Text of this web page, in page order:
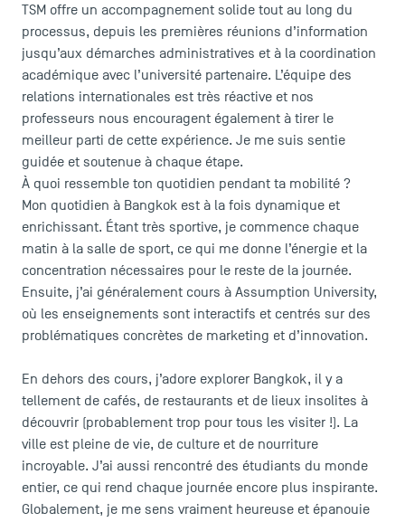
ACCÈS DIRECTS
TSM offre un accompagnement solide tout au long du
processus, depuis les premières réunions d’information
jusqu’aux démarches administratives et à la coordination
académique avec l’université partenaire. L’équipe des
relations internationales est très réactive et nos
professeurs nous encouragent également à tirer le
meilleur parti de cette expérience. Je me suis sentie
guidée et soutenue à chaque étape.
À quoi ressemble ton quotidien pendant ta mobilité ?
Mon quotidien à Bangkok est à la fois dynamique et
enrichissant. Étant très sportive, je commence chaque
matin à la salle de sport, ce qui me donne l’énergie et la
concentration nécessaires pour le reste de la journée.
Ensuite, j’ai généralement cours à Assumption University,
où les enseignements sont interactifs et centrés sur des
problématiques concrètes de marketing et d’innovation.
En dehors des cours, j’adore explorer Bangkok, il y a
tellement de cafés, de restaurants et de lieux insolites à
découvrir (probablement trop pour tous les visiter !). La
ville est pleine de vie, de culture et de nourriture
incroyable. J’ai aussi rencontré des étudiants du monde
entier, ce qui rend chaque journée encore plus inspirante.
Globalement, je me sens vraiment heureuse et épanouie